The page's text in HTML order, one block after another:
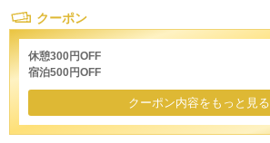
クーポン
休憩300円OFF
宿泊500円OFF
クーポン内容をもっと見る